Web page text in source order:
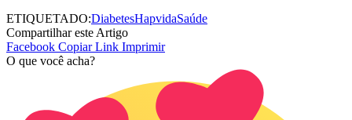
ETIQUETADO:DiabetesHapvidaSaúde
Compartilhar este Artigo
Facebook Copiar Link Imprimir
O que você acha?